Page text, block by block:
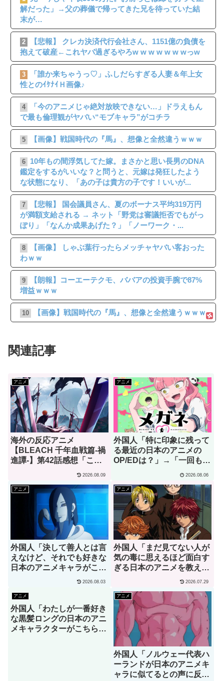
解だった」→父の葬儀で帰ってきた兄を待っていた結
末が…
2
【悲報】 クレカ決済代行会社さん、1151億の負債を
抱えて破産←これヤバ過ぎるやろw w w w w w wっw
3
「誰か来ちゃうっ♡」ふしだらすぎる人妻＆年上女
性とのｲｹﾅｲＨ画像♪
4
「今のアニメじゃ絶対放映できない…」ドラえもん
で最も倫理観がヤバい“モブキャラ”がコチラ
5 【画像】戦国時代の『馬』、想像と全然違うｗｗｗ
6
10年もの間浮気してた嫁。まさかと思い長男のDNA
鑑定をするがいいな？と問うと、元嫁は発狂したよう
な状態になり、「あの子は貴方の子です！いいが...
7
【悲報】 国会議員さん、夏のボーナス平均319万円
が満額支給される → ネット「野党は審議拒否でもがっ
ぽり」「なんか成果あげた？」「ノーワーク・...
8
【画像】 しゃぶ葉行ったらメッチャヤバい客おった
わｗｗ
9
【朗報】コーエーテクモ、ババアの投資手腕で87%
増益ｗｗｗ
10 【画像】戦国時代の『馬』、想像と全然違うｗｗｗ
関連記事
アニメ
海外の反応アニメ
【BLEACH 千年血戦篇-禍
進譚-】第42話感想「この
2026.08.09
アニメ
外国人「特に印象に残って
る最近の日本のアニメの
OP/EDは？」→「一回も飛
2026.08.06
アニメ
外国人「決して善人とは言
えなけど、それでも好きな
日本のアニメキャラがこち
ら」→「願いを叶えてくれ
る！」（海外の反応）
2026.08.03
アニメ
外国人「まだ見てない人が
気の毒に思えるほど面白す
ぎる日本のアニメを教え
て」→「究極の夏アニメで
2026.07.29
アニメ
外国人「わたしが一番好き
な黒髪ロングの日本のアニ
メキャラクターがこちら」
アニメ
外国人「ノルウェー代表ハ
ーランドが日本のアニメキ
ャラに似てるとの声に反応